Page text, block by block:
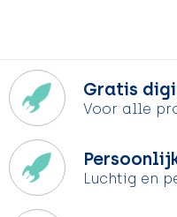
Gratis
Voor alle
Luchtig en